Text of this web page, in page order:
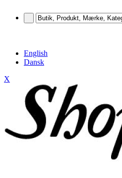
English
Dansk
X